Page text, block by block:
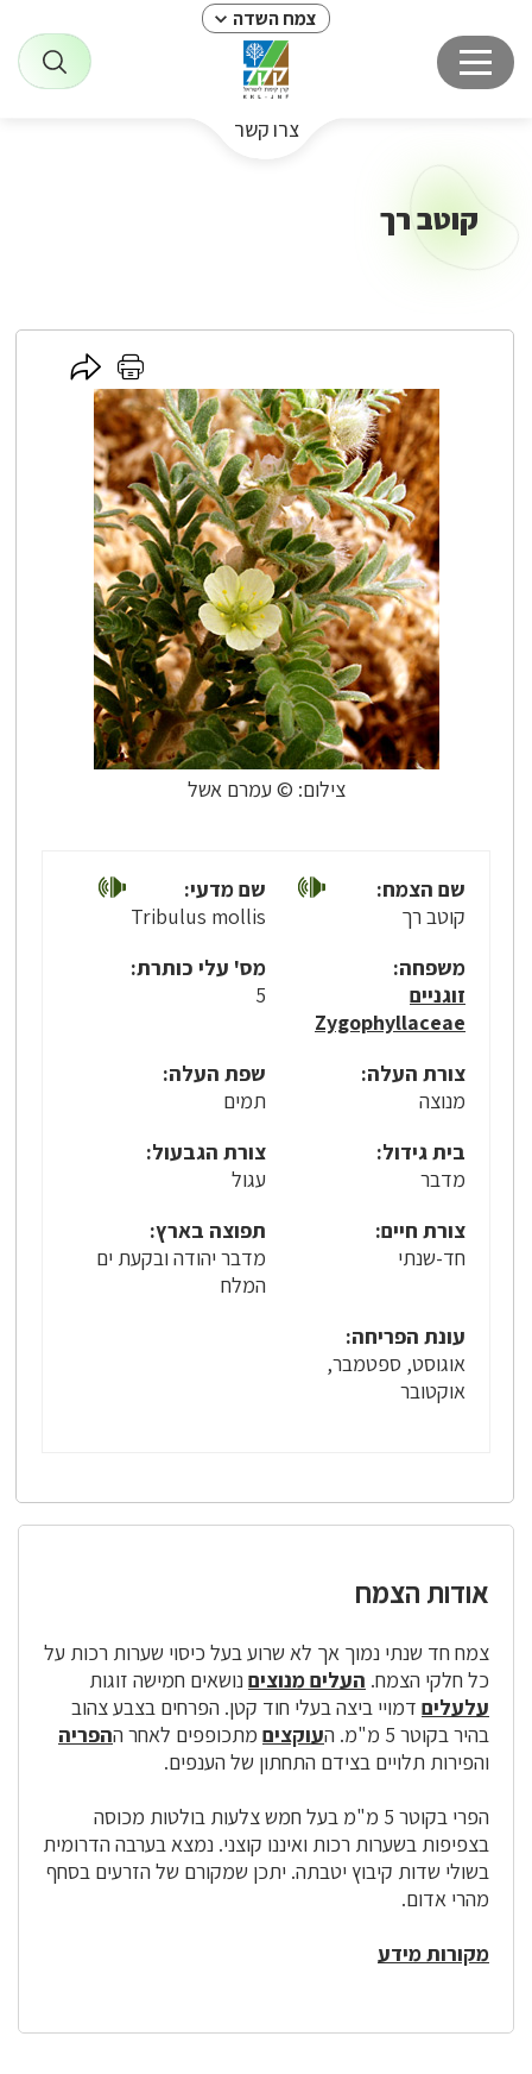
צמח השדה
צרו קשר
קוטב רך
צילום: © עמרם אשל
לחץ
כאן
להדפסה
לחץ
כאן
לשיתוף
שם הצמח:
קוטב רך
שם מדעי:
Tribulus mollis
משפחה:
זוגניים
Zygophyllaceae
מס' עלי כותרת:
5
צורת העלה:
מנוצה
שפת העלה:
תמים
בית גידול:
מדבר
צורת הגבעול:
עגול
צורת חיים:
חד-שנתי
תפוצה בארץ:
מדבר יהודה ובקעת ים
המלח
עונת הפריחה:
אוגוסט, ספטמבר,
אוקטובר
אודות הצמח
צמח חד שנתי נמוך אך לא שרוע בעל כיסוי שערות רכות על
כל חלקי הצמח. העלים מנוצים נושאים חמישה זוגות
עלעלים דמויי ביצה בעלי חוד קטן. הפרחים בצבע צהוב
בהיר בקוטר 5 מ"מ. ה
עוקצים מתכופפים לאחר ההפריה
והפירות תלויים בצידם התחתון של הענפים.
הפרי בקוטר 5 מ"מ בעל חמש צלעות בולטות מכוסה
בצפיפות בשערות רכות ואיננו קוצני. נמצא בערבה הדרומית
בשולי שדות קיבוץ יטבתה. יתכן שמקורם של הזרעים בסחף
מהרי אדום.
מקורות מידע